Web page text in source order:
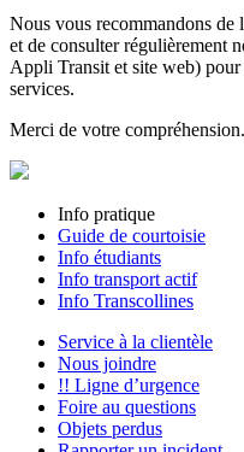
Nous vous recommandons de
et de consulter régulièrement
Appli Transit et site web) pour
services.
Merci de votre compréhension.
Info pratique
Guide de courtoisie
Info étudiants
Info transport actif
Info Transcollines
Service à la clientèle
Nous joindre
!! Ligne d’urgence
Foire au questions
Objets perdus